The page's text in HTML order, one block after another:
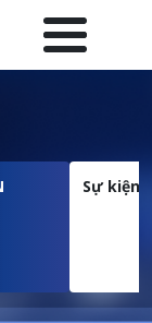
Sự kiện